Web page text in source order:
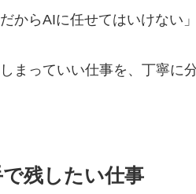
からAIに任せてはいけない
まっていい仕事を、丁寧に
残したい仕事